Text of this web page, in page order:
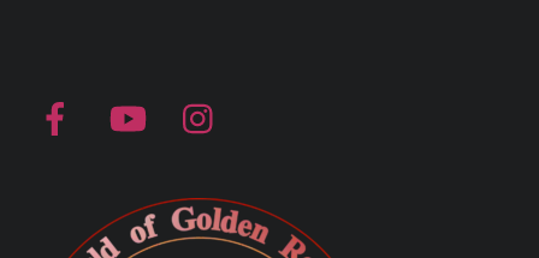
YouTube